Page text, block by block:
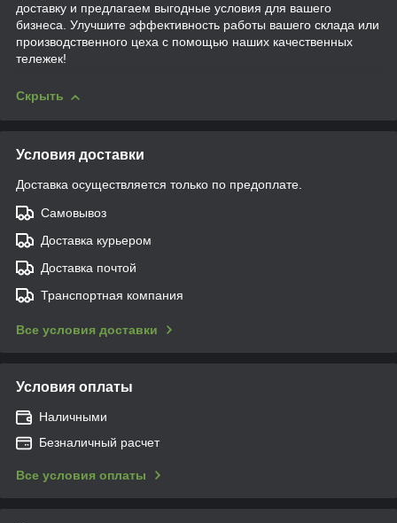
доставку и предлагаем выгодные условия для вашего
бизнеса. Улучшите эффективность работы вашего склада или
производственного цеха с помощью наших качественных
тележек!
Скрыть
Условия доставки
Доставка осуществляется только по предоплате.
Самовывоз
Доставка курьером
Доставка почтой
Транспортная компания
Все условия доставки
Условия оплаты
Наличными
Безналичный расчет
Все условия оплаты